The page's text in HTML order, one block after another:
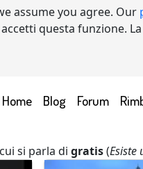
assume you agree. Our
questa funzione.
Home(current)
Blog Forum
si parla di gratis(Esiste